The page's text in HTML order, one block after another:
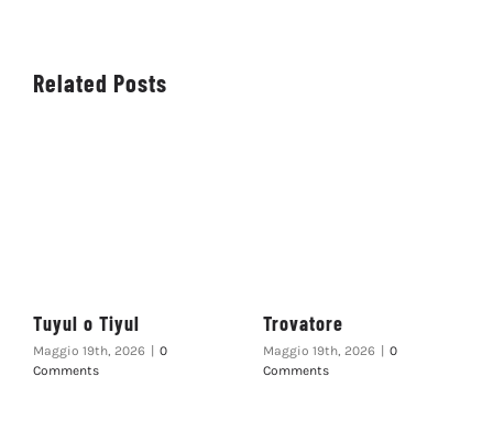
Related Posts
Tuyul o Tiyul
Maggio 19th, 2026
0
Comments
Trovatore
Maggio 19th, 2026
0
Comments